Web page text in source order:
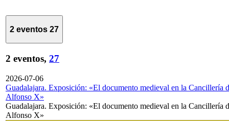
2 eventos 27
2 eventos, 27
2026-07-06
Guadalajara. Exposición: «El documento medieval en la Cancillería
Alfonso X»
Guadalajara. Exposición: «El documento medieval en la Cancillería
Alfonso X»